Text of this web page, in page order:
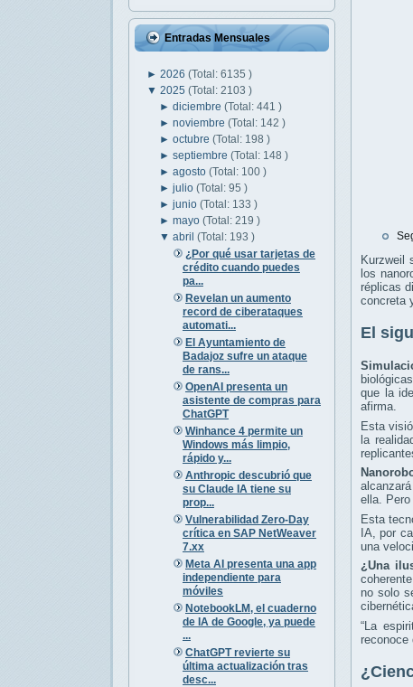
Entradas Mensuales
► 2026 (Total: 6135 )
▼ 2025 (Total: 2103 )
►diciembre(Total: 441 )
►noviembre(Total: 142 )
►octubre(Total: 198 )
►septiembre(Total: 148 )
►agosto(Total: 100 )
►julio(Total: 95 )
►junio(Total: 133 )
►mayo(Total: 219 )
▼abril(Total: 193 )
¿Por qué usar tarjetas de
crédito cuando puedes
pa...
Revelan un aumento
record de ciberataques
automati...
El Ayuntamiento de
Badajoz sufre un ataque
de rans...
OpenAI presenta un
asistente de compras para
ChatGPT
Winhance 4 permite un
Windows más limpio,
rápido y...
Anthropic descubrió que
su Claude IA tiene su
prop...
Vulnerabilidad Zero-Day
crítica en SAP NetWeaver
7.xx
Meta AI presenta una app
independiente para
móviles
NotebookLM, el cuaderno
de IA de Google, ya puede
...
ChatGPT revierte su
última actualización tras
desc...
Kurzweil
los
réplicas
concreta
El
que la
afirma.
Esta
la
ella.
Esta
IA, por
una
¿Una
no solo
“La
reconoce